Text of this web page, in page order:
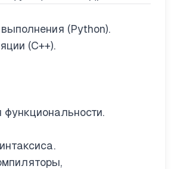
(Python).
(C++).